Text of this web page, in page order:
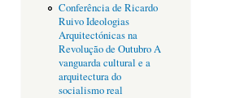
Conferência de Ricardo
Ruivo Ideologias
Arquitectónicas na
Revolução de Outubro A
vanguarda cultural e a
arquitectura do
socialismo real